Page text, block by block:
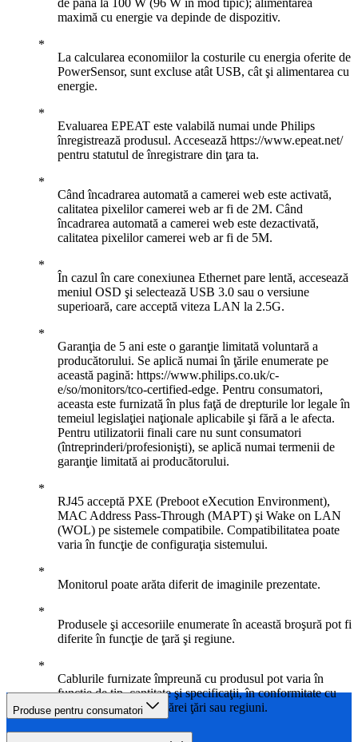
maximă cu energie va depinde de dispozitiv.
La calcularea economiilor la costurile cu energia oferite de
PowerSensor, sunt excluse atât USB, cât şi alimentarea cu
energie.
Evaluarea EPEAT este valabilă numai unde Philips
înregistrează produsul. Accesează https://www.epeat.net/
pentru statutul de înregistrare din ţara ta.
Când încadrarea automată a camerei web este activată,
calitatea pixelilor camerei web ar fi de 2M. Când
încadrarea automată a camerei web este dezactivată,
calitatea pixelilor camerei web ar fi de 5M.
În cazul în care conexiunea Ethernet pare lentă, accesează
meniul OSD şi selectează USB 3.0 sau o versiune
superioară, care acceptă viteza LAN la 2.5G.
Garanţia de 5 ani este o garanţie limitată voluntară a
producătorului. Se aplică numai în ţările enumerate pe
această pagină: https://www.philips.co.uk/c-
e/so/monitors/tco-certified-edge. Pentru consumatori,
aceasta este furnizată în plus faţă de drepturile lor legale în
temeiul legislaţiei naţionale aplicabile şi fără a le afecta.
Pentru utilizatorii finali care nu sunt consumatori
(întreprinderi/profesionişti), se aplică numai termenii de
garanţie limitată ai producătorului.
RJ45 acceptă PXE (Preboot eXecution Environment),
MAC Address Pass-Through (MAPT) şi Wake on LAN
(WOL) pe sistemele compatibile. Compatibilitatea poate
varia în funcţie de configuraţia sistemului.
Monitorul poate arăta diferit de imaginile prezentate.
Produsele şi accesoriile enumerate în această broşură pot fi
diferite în funcţie de ţară şi regiune.
Cablurile furnizate împreună cu produsul pot varia în
funcţie de tip, cantitate şi specificaţii, în conformitate cu
cerinţele specifice fiecărei ţări sau regiuni.
Produse pentru consumatori